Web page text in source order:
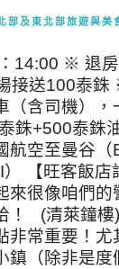
部及東北部旅遊與美
14:00 ※ 退房
接送100泰銖
（含司機），
銖+500泰銖
航空至曼谷（
【旺客飯店
來很像咱們的
！ (清萊鐘樓
非常重要！尤
鎮（除非是度